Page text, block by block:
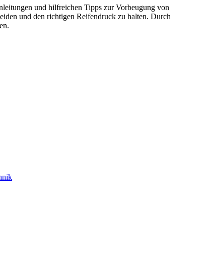
und hilfreichen Tipps zur Vorbeugung von
und den richtigen Reifendruck zu halten. Durch